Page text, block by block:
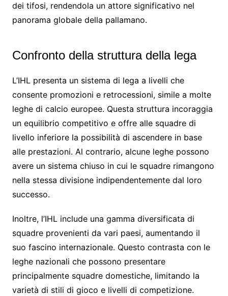
dei tifosi, rendendola un attore significativo nel
panorama globale della pallamano.
Confronto della struttura della lega
L’IHL presenta un sistema di lega a livelli che
consente promozioni e retrocessioni, simile a molte
leghe di calcio europee. Questa struttura incoraggia
un equilibrio competitivo e offre alle squadre di
livello inferiore la possibilità di ascendere in base
alle prestazioni. Al contrario, alcune leghe possono
avere un sistema chiuso in cui le squadre rimangono
nella stessa divisione indipendentemente dal loro
successo.
Inoltre, l’IHL include una gamma diversificata di
squadre provenienti da vari paesi, aumentando il
suo fascino internazionale. Questo contrasta con le
leghe nazionali che possono presentare
principalmente squadre domestiche, limitando la
varietà di stili di gioco e livelli di competizione.